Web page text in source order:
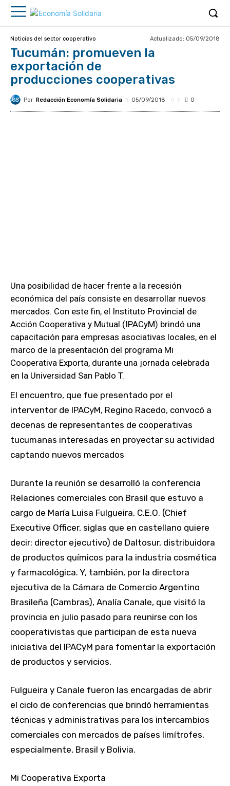
Noticias del sector cooperativo Actualizado: 05/09/2018
Tucumán: promueven la
exportación de
producciones cooperativas
Por Redacción Economía Solidaria 05/09/2018 0
Una posibilidad de hacer frente a la recesión
económica del país consiste en desarrollar nuevos
mercados. Con este fin, el Instituto Provincial de
Acción Cooperativa y Mutual (IPACyM) brindó una
capacitación para empresas asociativas locales, en el
marco de la presentación del programa Mi
Cooperativa Exporta, durante una jornada celebrada
en la Universidad San Pablo T.
El encuentro, que fue presentado por el
interventor de IPACyM, Regino Racedo, convocó a
decenas de representantes de cooperativas
tucumanas interesadas en proyectar su actividad
captando nuevos mercados
Durante la reunión se desarrolló la conferencia
Relaciones comerciales con Brasil que estuvo a
cargo de María Luisa Fulgueira, C.E.O. (Chief
Executive Officer, siglas que en castellano quiere
decir: director ejecutivo) de Daltosur, distribuidora
de productos químicos para la industria cosmética
y farmacológica. Y, también, por la directora
ejecutiva de la Cámara de Comercio Argentino
Brasileña (Cambras), Analía Canale, que visitó la
provincia en julio pasado para reunirse con los
cooperativistas que participan de esta nueva
iniciativa del IPACyM para fomentar la exportación
de productos y servicios.
Fulgueira y Canale fueron las encargadas de abrir
el ciclo de conferencias que brindó herramientas
técnicas y administrativas para los intercambios
comerciales con mercados de países limítrofes,
especialmente, Brasil y Bolivia.
Mi Cooperativa Exporta